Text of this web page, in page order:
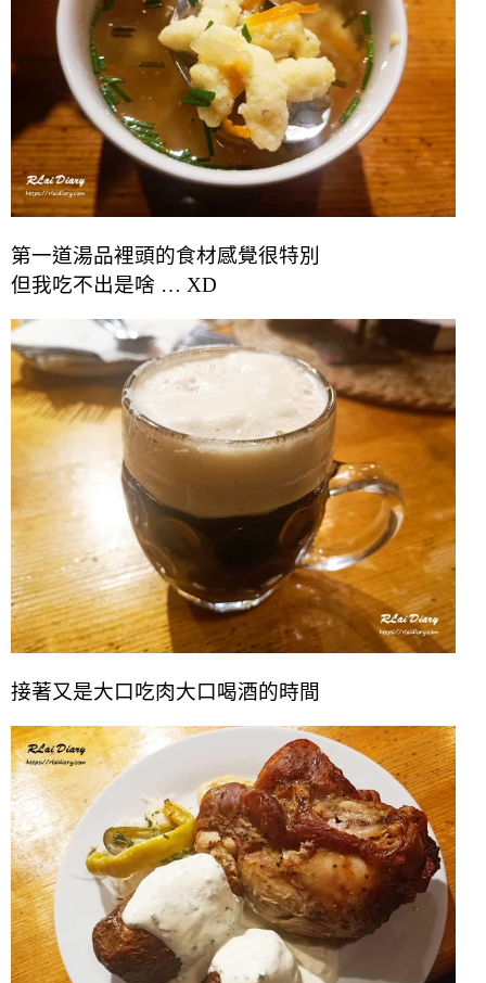
第一道湯品裡頭的食材感覺很特別
但我吃不出是啥 … XD
接著又是大口吃肉大口喝酒的時間